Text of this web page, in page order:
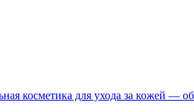
косметика для ухода за кожей —